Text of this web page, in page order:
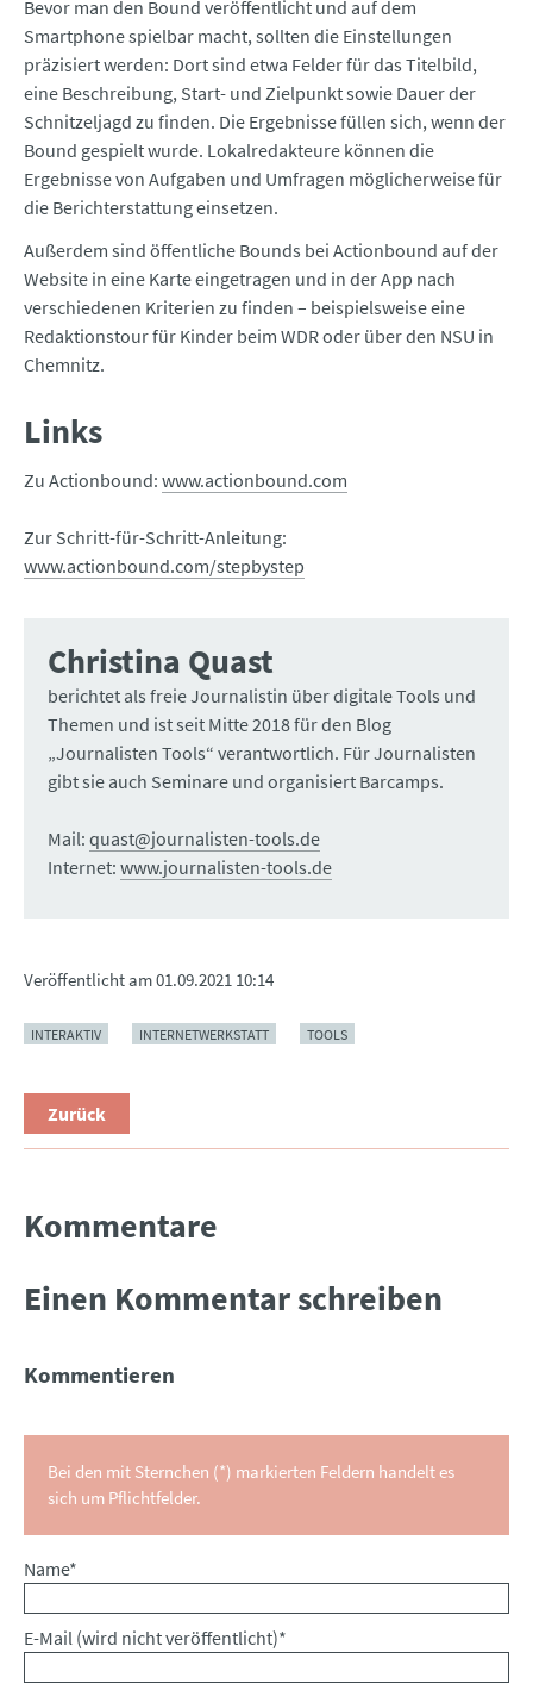
Bevor man den Bound veröffentlicht und auf dem
Smartphone spielbar macht, sollten die Einstellungen
präzisiert werden: Dort sind etwa Felder für das Titelbild,
eine Beschreibung, Start- und Zielpunkt sowie Dauer der
Schnitzeljagd zu finden. Die Ergebnisse füllen sich, wenn der
Bound gespielt wurde. Lokalredakteure können die
Ergebnisse von Aufgaben und Umfragen möglicherweise für
die Berichterstattung einsetzen.
Außerdem sind öffentliche Bounds bei Actionbound auf der
Website in eine Karte eingetragen und in der App nach
verschiedenen Kriterien zu finden – beispielsweise eine
Redaktionstour für Kinder beim WDR oder über den NSU in
Chemnitz.
Links
Zu Actionbound: www.actionbound.com
Zur Schritt-für-Schritt-Anleitung:
www.actionbound.com/stepbystep
Christina Quast
berichtet als freie Journalistin über digitale Tools und
Themen und ist seit Mitte 2018 für den Blog
„Journalisten Tools“ verantwortlich. Für Journalisten
gibt sie auch Seminare und organisiert Barcamps.
Mail: quast@journalisten-tools.de
Internet: www.journalisten-tools.de
Veröffentlicht am01.09.2021 10:14
INTERAKTIV INTERNETWERKSTATT TOOLS
Zurück
Kommentare
Einen Kommentar schreiben
Kommentieren
Bei den mit Sternchen (*) markierten Feldern handelt es
sich um Pflichtfelder.
Pflichtfeld
Name*
Pflichtfeld
E-Mail (wird nicht veröffentlicht)*